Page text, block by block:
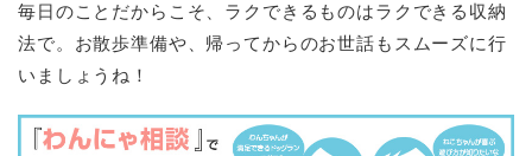
毎日のことだからこそ、ラクできるものはラクできる収納
法で。お散歩準備や、帰ってからのお世話もスムーズに行
いましょうね！